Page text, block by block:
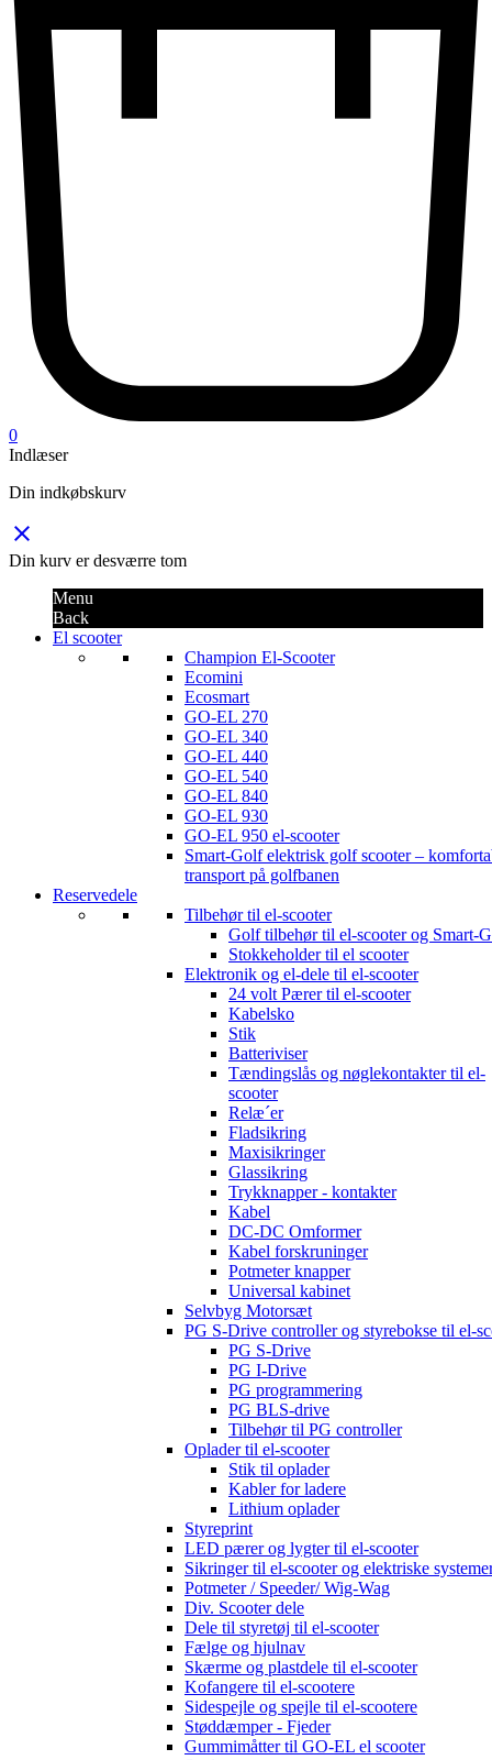
0
Indlæser
Din indkøbskurv
close
Din kurv er desværre tom
Menu
Back
El scooter
Champion El-Scooter
Ecomini
Ecosmart
GO-EL 270
GO-EL 340
GO-EL 440
GO-EL 540
GO-EL 840
GO-EL 930
GO-EL 950 el-scooter
Smart-Golf elektrisk golf scooter –
transport på golfbanen
Reservedele
Tilbehør til el-scooter
Golf tilbehør til el-scooter og Smart-
Stokkeholder til el scooter
Elektronik og el-dele til el-scooter
24 volt Pærer til el-scooter
Kabelsko
Stik
Batteriviser
Tændingslås og nøglekontakter til el-
scooter
Relæ´er
Fladsikring
Maxisikringer
Glassikring
Trykknapper - kontakter
Kabel
DC-DC Omformer
Kabel forskruninger
Potmeter knapper
Universal kabinet
Selvbyg Motorsæt
PG S-Drive controller og styrebokse til el-
PG S-Drive
PG I-Drive
PG programmering
PG BLS-drive
Tilbehør til PG controller
Oplader til el-scooter
Stik til oplader
Kabler for ladere
Lithium oplader
Styreprint
LED pærer og lygter til el-scooter
Sikringer til el-scooter og elektriske
Potmeter / Speeder/ Wig-Wag
Div. Scooter dele
Dele til styretøj til el-scooter
Fælge og hjulnav
Skærme og plastdele til el-scooter
Kofangere til el-scootere
Sidespejle og spejle til el-scootere
Støddæmper - Fjeder
Gummimåtter til GO-EL el scooter